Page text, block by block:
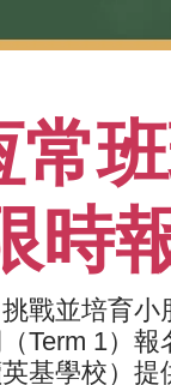
時
戰並培育
Term 1）報
基學校）提
04
06